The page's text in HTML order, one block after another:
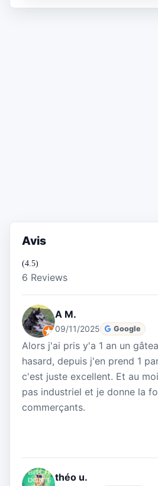
Avis
(4.5)
6 Reviews
A M.
09/11/2025 Google
Alors j'ai pris y'a 1 an un
hasard, depuis j'en prend 1
c'est juste excellent. Et au
pas industriel et je donne la
commerçants.
théo u.